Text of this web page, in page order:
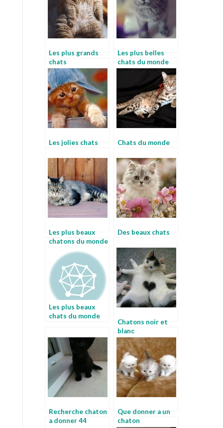
Les plus grands
chats
Les plus belles
chats du monde
Les jolies chats Chats du monde
Les plus beaux
chatons du monde
Des beaux chats
Les plus beaux
chats du monde
Chatons noir et
blanc
Recherche chaton
a donner 44
Que donner a un
chaton